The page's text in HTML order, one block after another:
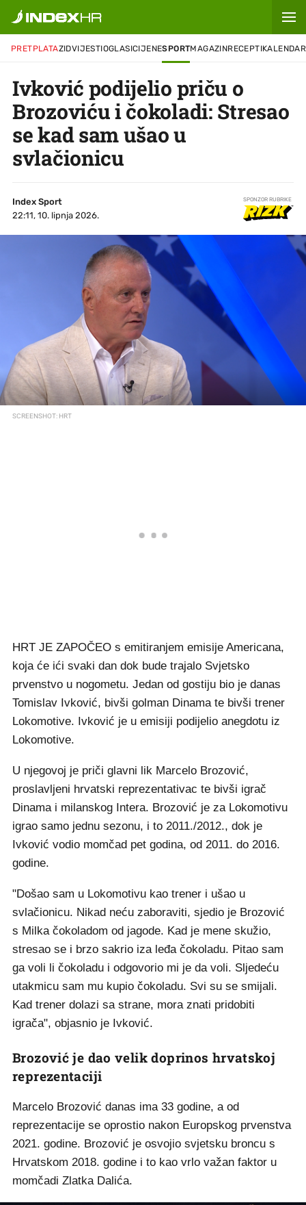
PRETPLATAZIDVIJESTIOGLASICIJENESPORTMAGAZINRECEPTIKALENDAR
Ivković podijelio priču o
Brozoviću i čokoladi: Stresao
se kad sam ušao u
svlačionicu
Index Sport
22:11, 10. lipnja 2026.
SPONZOR RUBRIKE
SCREENSHOT: HRT
HRT JE ZAPOČEO s emitiranjem emisije Americana,
koja će ići svaki dan dok bude trajalo Svjetsko
prvenstvo u nogometu. Jedan od gostiju bio je danas
Tomislav Ivković, bivši golman Dinama te bivši trener
Lokomotive. Ivković je u emisiji podijelio anegdotu iz
Lokomotive.
U njegovoj je priči glavni lik Marcelo Brozović,
proslavljeni hrvatski reprezentativac te bivši igrač
Dinama i milanskog Intera. Brozović je za Lokomotivu
igrao samo jednu sezonu, i to 2011./2012., dok je
Ivković vodio momčad pet godina, od 2011. do 2016.
godine.
"Došao sam u Lokomotivu kao trener i ušao u
svlačionicu. Nikad neću zaboraviti, sjedio je Brozović
s Milka čokoladom od jagode. Kad je mene skužio,
stresao se i brzo sakrio iza leđa čokoladu. Pitao sam
ga voli li čokoladu i odgovorio mi je da voli. Sljedeću
utakmicu sam mu kupio čokoladu. Svi su se smijali.
Kad trener dolazi sa strane, mora znati pridobiti
igrača", objasnio je Ivković.
Brozović je dao velik doprinos hrvatskoj
reprezentaciji
Marcelo Brozović danas ima 33 godine, a od
reprezentacije se oprostio nakon Europskog prvenstva
2021. godine. Brozović je osvojio svjetsku broncu s
Hrvatskom 2018. godine i to kao vrlo važan faktor u
momčadi Zlatka Dalića.